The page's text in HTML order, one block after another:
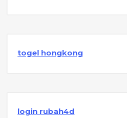
togel hongkong
login rubah4d